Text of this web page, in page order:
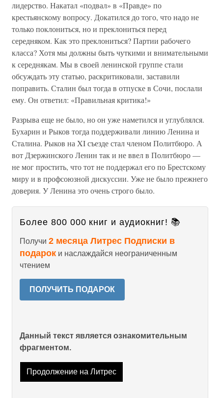
лидерство. Накатал «подвал» в «Правде» по
крестьянскому вопросу. Докатился до того, что надо не
только поклониться, но и преклониться перед
середняком. Как это преклониться? Партии рабочего
класса? Хотя мы должны быть чуткими и внимательными
к середнякам. Мы в своей ленинской группе стали
обсуждать эту статью, раскритиковали, заставили
поправить. Сталин был тогда в отпуске в Сочи, послали
ему. Он ответил: «Правильная критика!»
Разрыва еще не было, но он уже наметился и углублялся.
Бухарин и Рыков тогда поддерживали линию Ленина и
Сталина. Рыков на XI съезде стал членом Политбюро. А
вот Дзержинского Ленин так и не ввел в Политбюро —
не мог простить, что тот не поддержал его по Брестскому
миру и в профсоюзной дискуссии. Уже не было прежнего
доверия. У Ленина это очень строго было.
Более 800 000 книг и аудиокниг! 📚
Получи 2 месяца Литрес Подписки в
подарок и наслаждайся неограниченным
чтением
ПОЛУЧИТЬ ПОДАРОК
Данный текст является ознакомительным
фрагментом.
Продолжение на Литрес